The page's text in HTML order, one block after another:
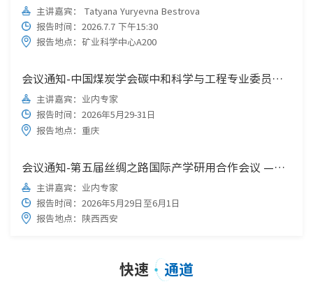
主讲嘉宾： Tatyana Yuryevna Bestrova
报告时间：2026.7.7 下午15:30
报告地点：矿业科学中心A200
会议通知-中国煤炭学会碳中和科学与工程专业委员会 关于召开第五届碳中和科学与工程学术会议的通知
主讲嘉宾：业内专家
报告时间：2026年5月29-31日
报告地点：重庆
会议通知-第五届丝绸之路国际产学研用合作会议 —安全与应急管理国际研讨会(2026) （第一轮会议通知）
主讲嘉宾：业内专家
报告时间：2026年5月29日至6月1日
报告地点：陕西西安
快速 通道